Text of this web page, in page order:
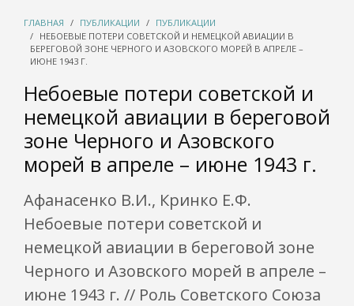
ГЛАВНАЯ ПУБЛИКАЦИИ
ПУБЛИКАЦИИ
НЕБОЕВЫЕ ПОТЕРИ СОВЕТСКОЙ И НЕМЕЦКОЙ АВИАЦИИ В
БЕРЕГОВОЙ ЗОНЕ ЧЕРНОГО И АЗОВСКОГО МОРЕЙ В АПРЕЛЕ –
ИЮНЕ 1943 Г.
Небоевые потери советской и
немецкой авиации в береговой
зоне Черного и Азовского
морей в апреле – июне 1943 г.
Афанасенко В.И., Кринко Е.Ф.
Небоевые потери советской и
немецкой авиации в береговой зоне
Черного и Азовского морей в апреле –
июне 1943 г. // Роль Советского Союза